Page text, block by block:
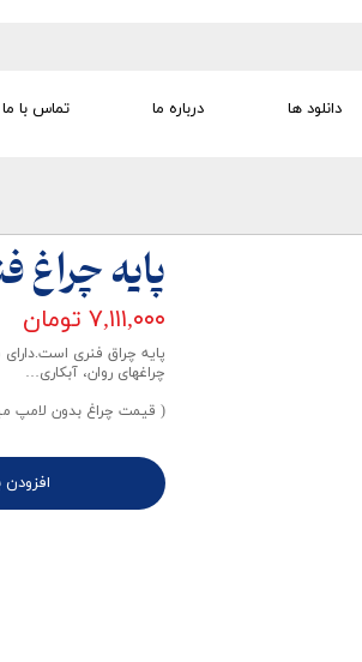
تجهیزات الکترو تراپی
دانلود ها درباره ما تماس با ما
پایه
۷,۱۱۱,۰۰۰ تومان
پایه چراق فنری
چراغهای روان، آبکاری…
( قیمت چراغ بدون لامپ